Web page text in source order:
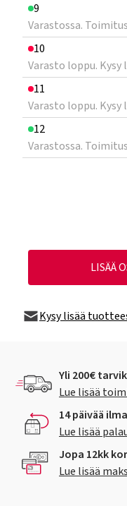
9
Varastossa.
10
Varasto loppu.
11
Varasto loppu.
12
Varastossa.
LISÄÄ
Kysy lisää
Yli 200€
Lue lisää
14 päivää
Lue lisää
Jopa 12kk
Lue lisää